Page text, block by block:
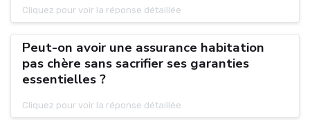
Cliquez pour voir la réponse détaillée
Peut-on avoir une assurance habitation
pas chère sans sacrifier ses garanties
essentielles ?
Cliquez pour voir la réponse détaillée